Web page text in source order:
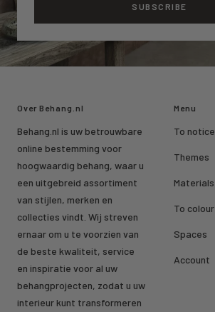
SUBSCRIBE
Over Behang.nl
Behang.nl is uw betrouwbare
online bestemming voor
hoogwaardig behang, waar u
een uitgebreid assortiment
van stijlen, merken en
collecties vindt. Wij streven
ernaar om u te voorzien van
de beste kwaliteit, service
en inspiratie voor al uw
behangprojecten, zodat u uw
interieur kunt transformeren
Menu
To notice
Themes
Materials
To colour
Spaces
Account